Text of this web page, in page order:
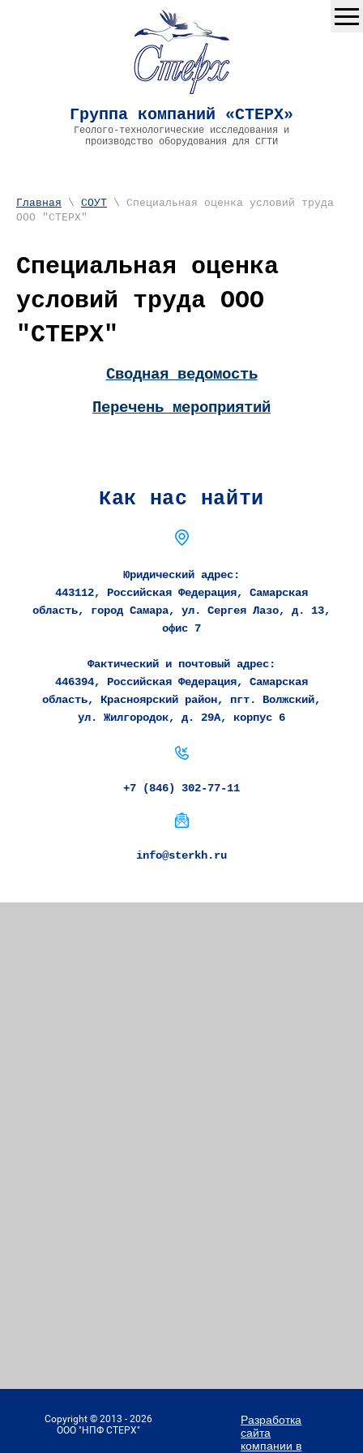
Группа компаний «СТЕРХ»
Геолого-технологические исследования и
производство оборудования для СГТИ
Главная \ СОУТ \ Специальная оценка условий труда
ООО "СТЕРХ"
Специальная оценка
условий труда ООО
"СТЕРХ"
Сводная ведомость
Перечень мероприятий
Как нас найти
Юридический адрес:
443112, Российская Федерация, Самарская
область, город Самара, ул. Сергея Лазо, д. 13,
офис 7
Фактический и почтовый адрес:
446394, Российская Федерация, Самарская
область, Красноярский район, пгт. Волжский,
ул. Жилгородок, д. 29А, корпус 6
+7 (846) 302-77-11
info@sterkh.ru
Copyright © 2013 - 2026
ООО "НПФ СТЕРХ"
Разработка
сайта
компании в